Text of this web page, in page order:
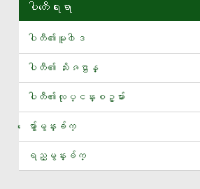
UFC 331 ၿပိဳင္ ပြဲ မွာ ထိပ္ဆုံးေခါင္ ပြဲ ႀကီး
ေလ့က်င့္ေရး ဝတ္စုံ အ တြ က္ ေပါင္ သန္း ၂၀
ျမန္မာ့လက္ေ႐ြးစင္ အမ်ိဳးသားအသင္းႏွင့္ အမ်ိဳးသမီ
ေလးမ်က္ႏွာၿမိဳ႕နယ္ ေရ ေဘး ကယ္ဆယ္ေရးစခန္းသို႔
ဒီယိုမန္ဒီကို ရီးယဲလ္မက္ဒရစ္အသင္း ေခၚ
ပါတီေရးရာ
ပါတီ၏မူ၀ါဒ
ပါတီ၏ သႏိၷဌာန္
ပါတီ၏လုပ္ငန္းစဥ္မ်ား
ေမွ်ာ္မွန္းခ်က္
ရည္မွန္းခ်က္